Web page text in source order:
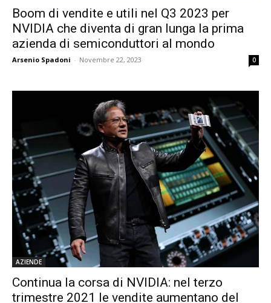
Boom di vendite e utili nel Q3 2023 per
NVIDIA che diventa di gran lunga la prima
azienda di semiconduttori al mondo
Arsenio Spadoni - Novembre 22, 2023 0
AZIENDE
Continua la corsa di NVIDIA: nel terzo
trimestre 2021 le vendite aumentano del